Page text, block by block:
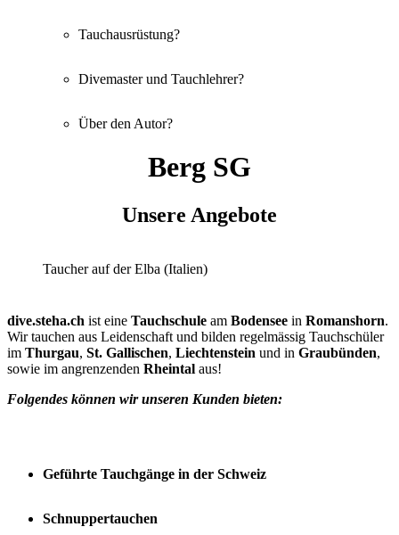
Tauchausrüstung?
Divemaster und Tauchlehrer?
Über den Autor?
Berg SG
Unsere Angebote
Taucher auf der Elba (Italien)
dive.steha.ch ist eine Tauchschule am Bodensee in Romanshorn.
Wir tauchen aus Leidenschaft und bilden regelmässig Tauchschüler
im Thurgau, St. Gallischen, Liechtenstein und in Graubünden,
sowie im angrenzenden Rheintal aus!
Folgendes können wir unseren Kunden bieten:
Geführte Tauchgänge in der Schweiz
Schnuppertauchen